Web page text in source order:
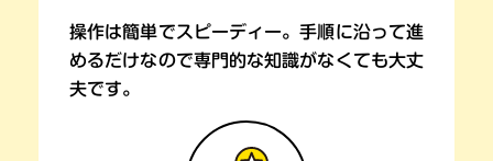
操作は簡単でスピーディー。手順に沿って進
めるだけなので専門的な知識がなくても大丈
夫です。